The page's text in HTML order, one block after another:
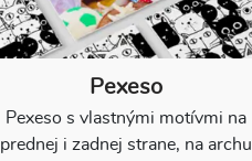
Pexeso
Pexeso s vlastnými motívmi na
prednej i zadnej strane, na archu